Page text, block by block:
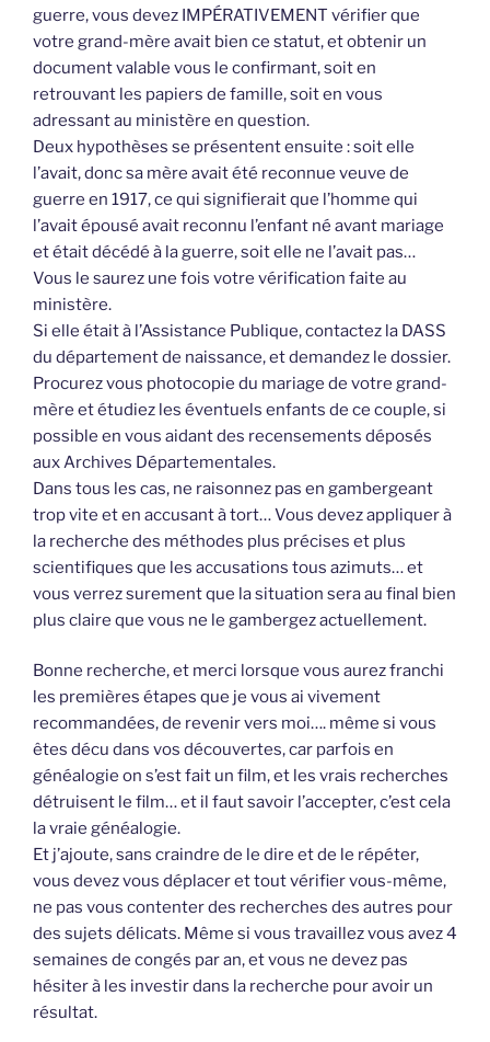
guerre, vous devez IMPÉRATIVEMENT vérifier que
votre grand-mère avait bien ce statut, et obtenir un
document valable vous le confirmant, soit en
retrouvant les papiers de famille, soit en vous
adressant au ministère en question.
Deux hypothèses se présentent ensuite : soit elle
l’avait, donc sa mère avait été reconnue veuve de
guerre en 1917, ce qui signifierait que l’homme qui
l’avait épousé avait reconnu l’enfant né avant mariage
et était décédé à la guerre, soit elle ne l’avait pas…
Vous le saurez une fois votre vérification faite au
ministère.
Si elle était à l’Assistance Publique, contactez la DASS
du département de naissance, et demandez le dossier.
Procurez vous photocopie du mariage de votre grand-
mère et étudiez les éventuels enfants de ce couple, si
possible en vous aidant des recensements déposés
aux Archives Départementales.
Dans tous les cas, ne raisonnez pas en gambergeant
trop vite et en accusant à tort… Vous devez appliquer à
la recherche des méthodes plus précises et plus
scientifiques que les accusations tous azimuts… et
vous verrez surement que la situation sera au final bien
plus claire que vous ne le gambergez actuellement.
Bonne recherche, et merci lorsque vous aurez franchi
les premières étapes que je vous ai vivement
recommandées, de revenir vers moi…. même si vous
êtes décu dans vos découvertes, car parfois en
généalogie on s’est fait un film, et les vrais recherches
détruisent le film… et il faut savoir l’accepter, c’est cela
la vraie généalogie.
Et j’ajoute, sans craindre de le dire et de le répéter,
vous devez vous déplacer et tout vérifier vous-même,
ne pas vous contenter des recherches des autres pour
des sujets délicats. Même si vous travaillez vous avez 4
semaines de congés par an, et vous ne devez pas
hésiter à les investir dans la recherche pour avoir un
résultat.